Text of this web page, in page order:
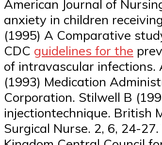
American Journal of
anxiety in children
(1995) A Comparative
CDC guidelines for the
of intravascular infections.
(1993) Medication
Corporation. Stilwell B
injectiontechnique. British
Surgical Nurse. 2, 6, 24-